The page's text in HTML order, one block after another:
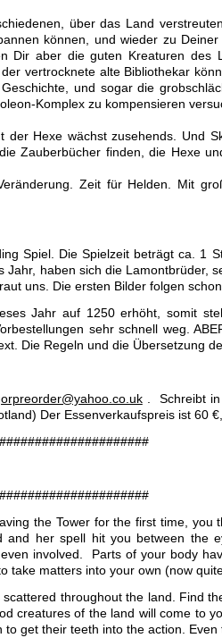
über das Land
können, und wieder zu
Dir aber die guten Kreaturen des
vertrocknete alte Bibliothekar
und sogar die
Komplex zu kompensieren
der Hexe wächst zusehends. Und
Zauberbücher finden, die Hexe
Zeit für Helden. Mit
Spiel. Die Spielzeit beträgt ca. 1
haben sich die Lamontbrüder,
uns. Die ersten Bilder folgen
Jahr auf 1250 erhöht, somit
sehr schnell weg.
Die Regeln und die Übersetzung
. Schreibt in
Der Essenverkaufspreis ist 60
the Tower for the first time,
and her spell hit you between
involved. Parts of your body
take matters into your own (now
throughout the land. Find
creatures of the land will come to
get their teeth into the action.